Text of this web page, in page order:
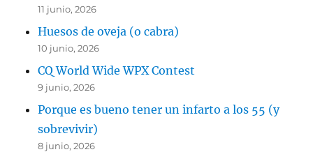
11 junio, 2026
Huesos de oveja (o cabra)
10 junio, 2026
CQ World Wide WPX Contest
9 junio, 2026
Porque es bueno tener un infarto a los 55 (y
sobrevivir)
8 junio, 2026